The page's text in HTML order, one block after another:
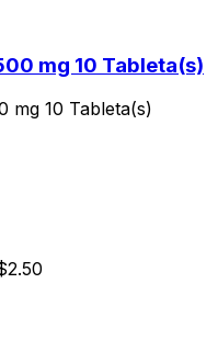
mg 10 Tableta(s)
mg 10 Tableta(s)